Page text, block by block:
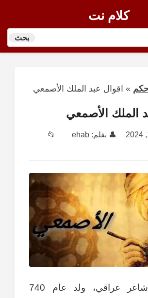
كلام نت
بحث
» اقوال عبد الملك الأصمعي
الملك الأصمعي
👤 بقلم: ehab
📂
الأصمعي شاعر عراقي، ولد عام 740